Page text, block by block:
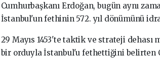
Cumhurbaşkanı Erdoğan, bugün aynı
İstanbul'un fethinin 572. yıl dönümünü
29 Mayıs 1453'te taktik ve strateji
bir orduyla İstanbul'u fethettiğini belirten